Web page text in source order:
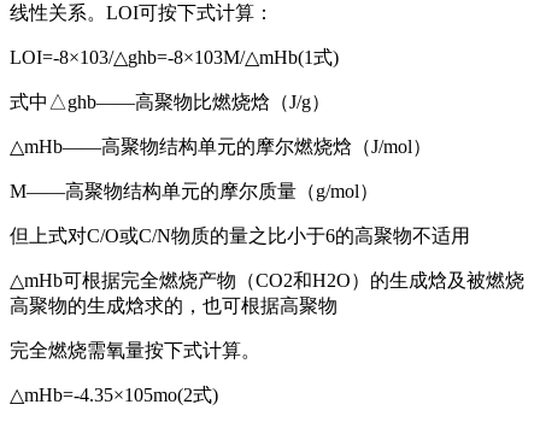
线性关系。LOI可按下式计算：
LOI=-8×103/△ghb=-8×103M/△mHb(1式)
式中△ghb——高聚物比燃烧焓（J/g）
△mHb——高聚物结构单元的摩尔燃烧焓（J/mol）
M——高聚物结构单元的摩尔质量（g/mol）
但上式对C/O或C/N物质的量之比小于6的高聚物不适用
△mHb可根据完全燃烧产物（CO2和H2O）的生成焓及被燃烧
高聚物的生成焓求的，也可根据高聚物
完全燃烧需氧量按下式计算。
△mHb=-4.35×105mo(2式)